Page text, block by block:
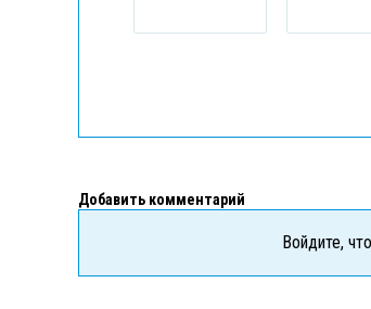
Добавить комментарий
Войдите,